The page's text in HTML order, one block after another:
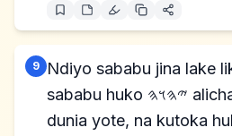
9
Ndiyo sababu jina lake
sababu huko 𐤉𐤄𐤅𐤄 alichanganya lugha ya
dunia yote, na kutoka huko